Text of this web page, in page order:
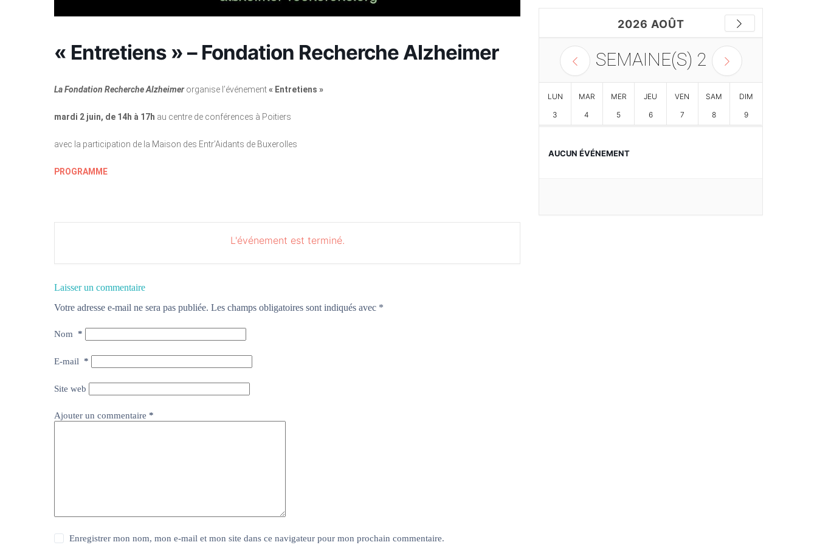
« Entretiens » – Fondation Recherche Alzheimer
La Fondation Recherche Alzheimerorganise l’événement« Entretiens »
mardi 2 juin, de 14h à 17h au centre de conférences à Poitiers
avec la participation de la Maison des Entr’Aidants de Buxerolles
PROGRAMME
L'événement est terminé.
2026 AOÛT
SEMAINE(S) 2
LUN
3
MAR
4
MER
5
JEU
6
VEN
7
SAM
8
DIM
9
AUCUN ÉVÉNEMENT
Laisser un commentaire
Votre adresse e-mail ne sera pas publiée. Les champs obligatoires sont indiqués avec *
Nom *
E-mail *
Site web
Ajouter un commentaire *
Enregistrer mon nom, mon e-mail et mon site dans ce navigateur pour mon prochain commentaire.